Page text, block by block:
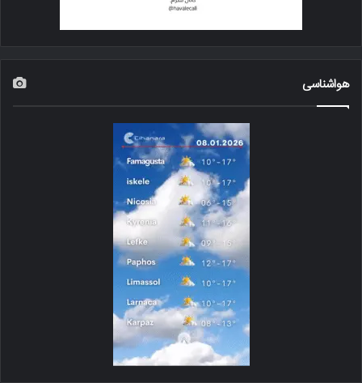
هواشناسی